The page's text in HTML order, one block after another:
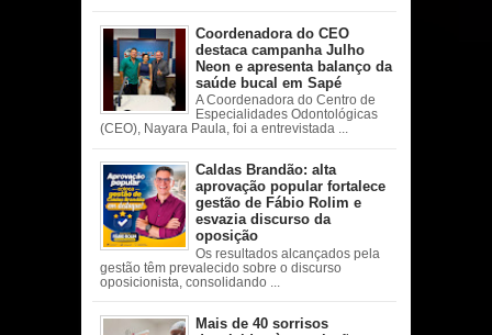
Coordenadora do CEO
destaca campanha Julho
Neon e apresenta balanço da
saúde bucal em Sapé
A Coordenadora do Centro de
Especialidades Odontológicas
(CEO), Nayara Paula, foi a entrevistada ...
Caldas Brandão: alta
aprovação popular fortalece
gestão de Fábio Rolim e
esvazia discurso da
oposição
Os resultados alcançados pela
gestão têm prevalecido sobre o discurso
oposicionista, consolidando ...
Mais de 40 sorrisos